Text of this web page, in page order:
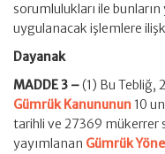
sorumlulukları ile
uygulanacak işlemlere
Dayanak
MADDE 3 –(1) Bu Tebliğ,
Gümrük Kanununun 10
tarihli ve 27369 mükerrer
yayımlanan Gümrük